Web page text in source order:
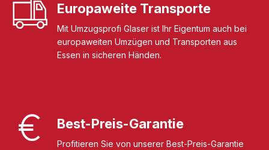
Europaweite Transporte
Mit Umzugsprofi Glaser ist Ihr Eigentum auch bei
europaweiten Umzügen und Transporten aus
Essen in sicheren Händen.
Best-Preis-Garantie
Profitieren Sie von unserer Best-Preis-Garantie